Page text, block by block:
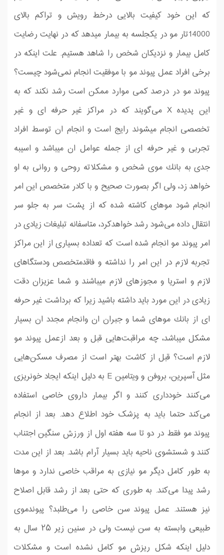
كه این خود كیفیت بالایی درخط رویش و تراكم بالای
14000تار مو در یكجلسه به بیمار میدهد كه در نهایت رضایت
كامل بیمار و نزدیكان شخص را شاهد هستیم. علت اینکه در
برخی افراد عمل پیوند مو با موفقیت انجام نمی‌شود چیست؟
پیوند مو در درصد كمی موارد ممکن است رشد نکند که به
این پدیده X می‌گویند كه در مراكز غیر حرفه ای و غیر
تخصصی انجام میشوند رایج است و انجام ان توسط افراد
تجربی و غیر حرفه ای از جمله عوامل ان میباشد و اسیبه
جدی به بانك موی شخص و مشكلاته روحی و روانی به او
خواهد زد، ولی اگر بصورت صحیح و با كادر متخصص این امر
انجام شود موهای کاشته شده که از پشت سر به جلو سر
انتقال داده می‌شود رشد خواهدكرد، متاسفانه تبلیغات زیادی در
امر پیوند مو انجام شده است كه تعداده بسیاری از این مراكز
تجربه لازم در این امر را نداشته و فاقدمتخصص ودستگاهای
لازم و استریا و مجوزهای لازم میباشند و شما عزیزان دقت
زیادی در این مورد باید داشته باشید زیرا كه برداشت غیر حرفه
ای از بانك موهای شما و جبران ان وانجام مجدد ان بسیار
مشكل میباشد، چه مراقبت‌هایی قبل و بعد ازعمل پیوند مو
لازم است؟ قبل از کاشت بهتر است از مصرف مسکن‌هایی
مثل آسپرین، بروفن و ویتامین E به دلیل اینکه ایجاد خونریزی
می‌کنند خودداری کنند و اگر بیمار داروی خاصی استفاده
می‌کند حتما باید به پزشک خود اطلاع دهد. بعد از انجام
پیوند مو فقط در دو تا سه هفته اول از ورزش سنگین اجتناب
کنند و شستشوی ناحیه باید بسیار آرام باشد. بعد از این مدت
به طور کامل دیگر مو نیازی به مراقب خاصی ندارد و مو‌ها
رشد پیدا می‌کند. به طوری که حتی بعد از رشد قابل اصلاح
نیز هستند. عمل پیوند سن خاصی را می‌طلبد؟ پیوندموی
طبیعی وابسته به سن نیست ولی در سنین زیر ۲۵ سال به
دلیل اینکه شکل ریزش مو کامل نشده است و مشكلات